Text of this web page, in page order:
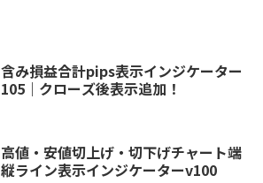
含み損益合計pips表示インジケーター
105｜クローズ後表示追加！
高値・安値切上げ・切下げチャート端
縦ライン表示インジケーターv100